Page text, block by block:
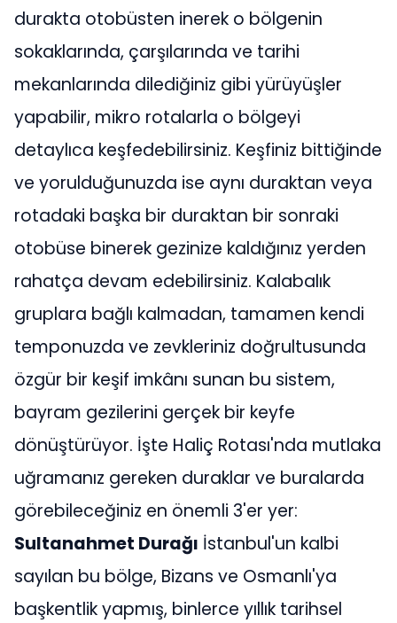
durakta otobüsten inerek o bölgenin
sokaklarında, çarşılarında ve tarihi
mekanlarında dilediğiniz gibi yürüyüşler
yapabilir, mikro rotalarla o bölgeyi
detaylıca keşfedebilirsiniz. Keşfiniz bittiğinde
ve yorulduğunuzda ise aynı duraktan veya
rotadaki başka bir duraktan bir sonraki
otobüse binerek gezinize kaldığınız yerden
rahatça devam edebilirsiniz. Kalabalık
gruplara bağlı kalmadan, tamamen kendi
temponuzda ve zevkleriniz doğrultusunda
özgür bir keşif imkânı sunan bu sistem,
bayram gezilerini gerçek bir keyfe
dönüştürüyor. İşte Haliç Rotası'nda mutlaka
uğramanız gereken duraklar ve buralarda
görebileceğiniz en önemli 3'er yer:
Sultanahmet Durağı İstanbul'un kalbi
sayılan bu bölge, Bizans ve Osmanlı'ya
başkentlik yapmış, binlerce yıllık tarihsel